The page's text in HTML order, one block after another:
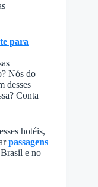
para
Nós do
desses
Conta
hotéis,
passagens
e no